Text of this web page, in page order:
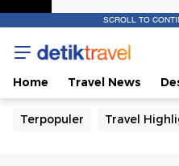
SCROLL TO
Home Travel News
Terpopuler Travel